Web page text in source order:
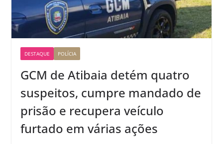
DESTAQUE POLÍCIA
GCM de Atibaia detém quatro
suspeitos, cumpre mandado de
prisão e recupera veículo
furtado em várias ações